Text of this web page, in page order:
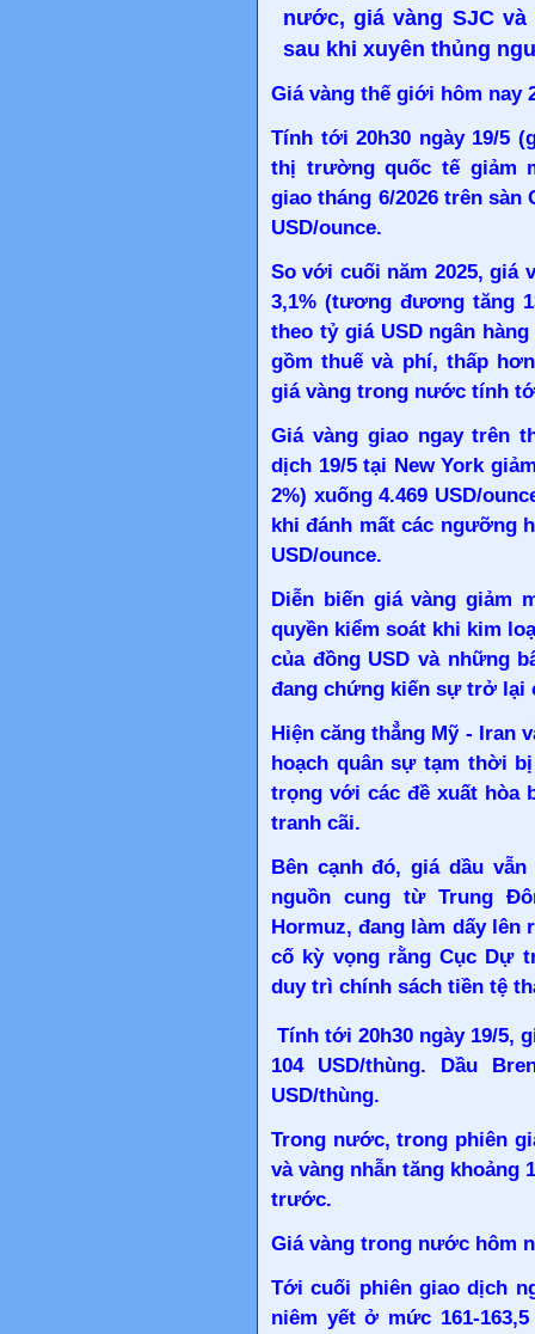
nước, giá vàng SJC
sau khi xuyên thủng
Giá vàng thế giới hôm nay
Tính tới 20h30 ngày 19/5
thị trường quốc tế giảm
giao tháng 6/2026 trên sàn
USD/ounce.
So với cuối năm 2025, giá
3,1% (tương đương tăng
theo tỷ giá USD ngân
gồm thuế và phí, thấp
giá vàng trong nước tính
Giá vàng giao ngay trên
dịch 19/5 tại New York
2%) xuống 4.469 USD/
khi đánh mất các ngưỡng
USD/ounce.
Diễn biến giá vàng giảm
quyền kiểm soát khi kim
của đồng USD và những
đang chứng kiến sự trở lại
Hiện căng thẳng Mỹ - Iran
hoạch quân sự tạm thời
trọng với các đề xuất hòa
tranh cãi.
Bên cạnh đó, giá dầu
nguồn cung từ Trung
Hormuz, đang làm dấy lên
cố kỳ vọng rằng Cục Dự
duy trì chính sách tiền tệ
Tính tới 20h30 ngày 19/5,
104 USD/thùng. Dầu
USD/thùng.
Trong nước, trong phiên
và vàng nhẫn tăng
trước.
Giá vàng trong nước hôm
Tới cuối phiên giao dịch
niêm yết ở mức 161-